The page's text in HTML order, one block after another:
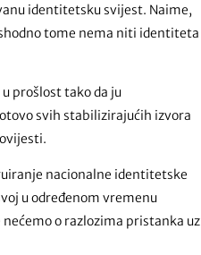
identitetsku svijest. Naime,
tome nema niti identiteta
prošlost tako da ju
svih stabilizirajućih izvora
nacionalne identitetske
u određenom vremenu
o razlozima pristanka uz